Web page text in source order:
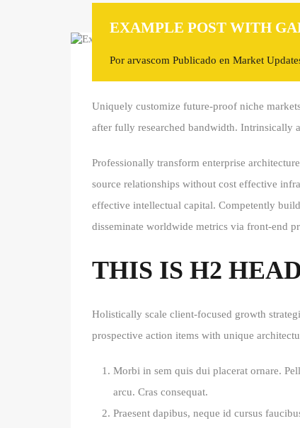
EXAMPLE POST WITH
Por arvascom Publicado en Market
Uniquely customize future-proof niche
after fully researched bandwidth. Intrinsically
Professionally transform enterprise
source relationships without cost effective
effective intellectual capital. Competently
disseminate worldwide metrics via front-end
THIS IS H2
Holistically scale client-focused growth
prospective action items with unique
Morbi in sem quis dui placerat ornare.
arcu. Cras consequat.
Praesent dapibus, neque id cursus